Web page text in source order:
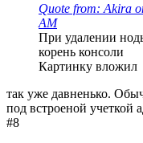
Quote from: Akira
AM
При удалении
корень консоли
Картинку вложил
так уже давненько.
под встроеной учеткой
#8